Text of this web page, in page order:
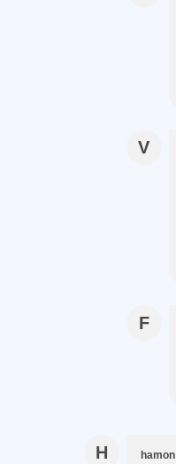
V
F
H hamon